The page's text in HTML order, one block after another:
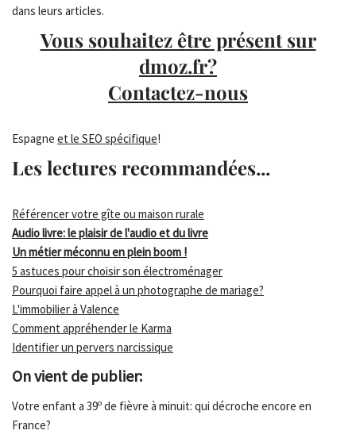
dans leurs articles.
Vous souhaitez être présent sur
dmoz.fr?
Contactez-nous
Espagne et le SEO spécifique!
Les lectures recommandées...
Référencer votre gîte ou maison rurale
Audio livre: le plaisir de l'audio et du livre
Un métier méconnu en plein boom !
5 astuces pour choisir son électroménager
Pourquoi faire appel à un photographe de mariage?
L'immobilier à Valence
Comment appréhender le Karma
Identifier un pervers narcissique
On vient de publier:
Votre enfant a 39º de fièvre à minuit: qui décroche encore en
France?